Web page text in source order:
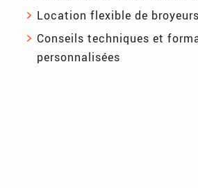
Location flexible de
Conseils techniques et
personnalisées